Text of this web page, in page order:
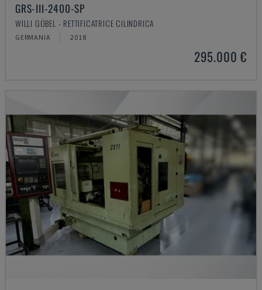
GRS-III-2400-SP
WILLI GÖBEL - RETTIFICATRICE CILINDRICA
GERMANIA 2018
295.000 €